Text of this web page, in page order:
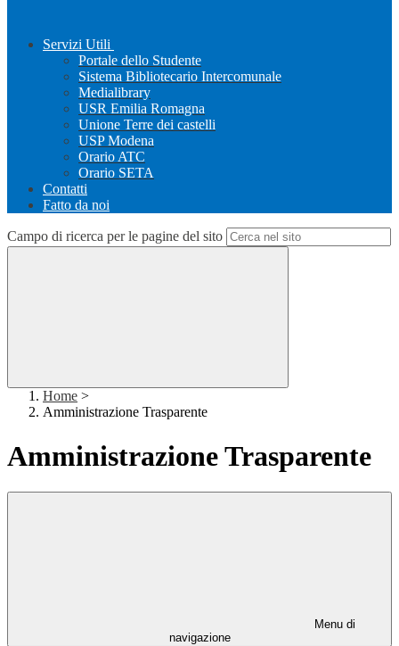
Servizi Utili
Portale dello Studente
Sistema Bibliotecario Intercomunale
Medialibrary
USR Emilia Romagna
Unione Terre dei castelli
USP Modena
Orario ATC
Orario SETA
Contatti
Fatto da noi
Campo di ricerca per le pagine del sito
Home >
Amministrazione Trasparente
Amministrazione Trasparente
Menu di
navigazione